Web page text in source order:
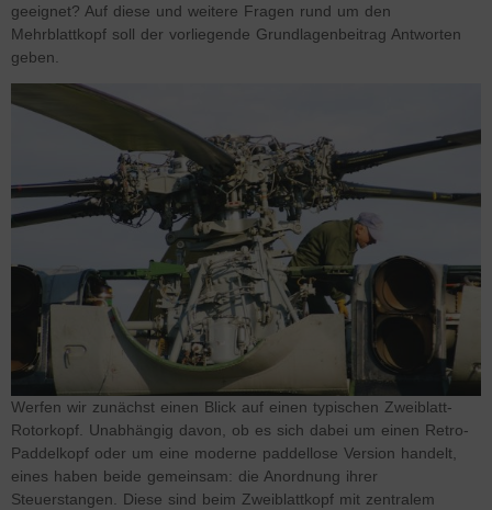
geeignet? Auf diese und weitere Fragen rund um den
Mehrblattkopf soll der vorliegende Grundlagenbeitrag Antworten
geben.
Werfen wir zunächst einen Blick auf einen typischen Zweiblatt-
Rotorkopf. Unabhängig davon, ob es sich dabei um einen Retro-
Paddelkopf oder um eine moderne paddellose Version handelt,
eines haben beide gemeinsam: die Anordnung ihrer
Steuerstangen. Diese sind beim Zweiblattkopf mit zentralem